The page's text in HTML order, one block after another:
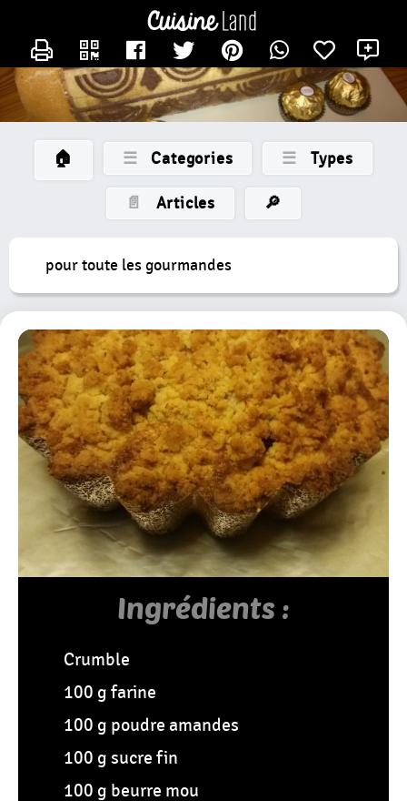
🏠 ☰ Categories ☰ Types
📄 Articles 🔎
des
recettes
×
Toutes
Les
Recettes
Gateaux
Tarte
Nouvelle
Catégorie
Tartelette
Tous
Les
Articles
×
pour toute les gourmandes
Ingrédients :
Crumble
100 g farine
100 g poudre amandes
100 g sucre fin
100 g beurre mou
CONTACTER LAMERECOTCOT